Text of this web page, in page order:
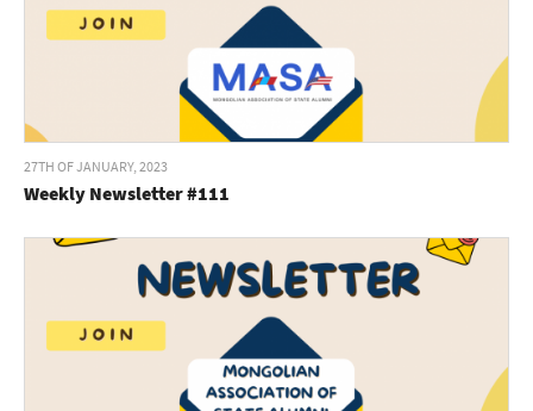
27TH OF JANUARY, 2023
Weekly Newsletter #111